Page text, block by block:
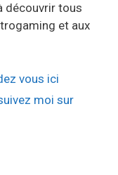
découvrir tous
et aux
vous ici
moi sur